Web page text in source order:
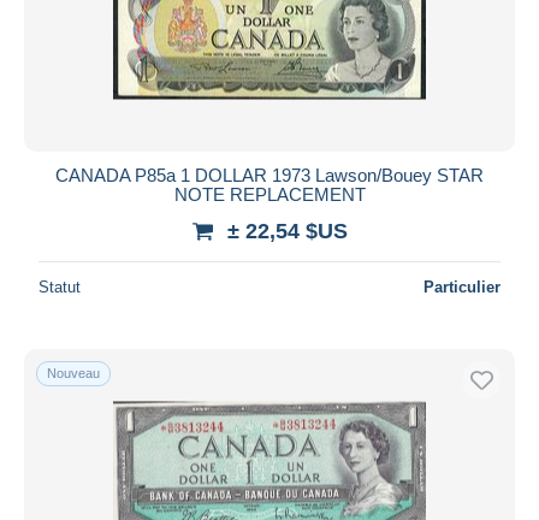
CANADA P85a 1 DOLLAR 1973 Lawson/Bouey STAR
NOTE REPLACEMENT
± 22,54 $US
Statut Particulier
Nouveau